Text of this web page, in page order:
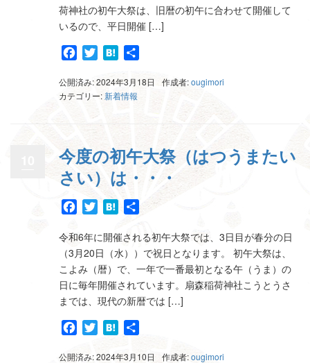
荷神社の初午大祭は、旧暦の初午に合わせて開催して
いるので、平日開催 […]
FacebookTwitterHatena
公開済み: 2024年3月18日 作成者:ougimori
カテゴリー:新着情報
今度の初午大祭（はつうまたい
さい）は・・・
FacebookTwitterHatena
共
令和6年に開催される初午大祭では、3日目が春分の日
（3月20日（水））で祝日となります。 初午大祭は、
こよみ（暦）で、一年で一番最初となる午（うま）の
日に毎年開催されています。扇森稲荷神社こうとうさ
までは、現代の新暦では […]
FacebookTwitterHatena
公開済み: 2024年3月10日 作成者:ougimori